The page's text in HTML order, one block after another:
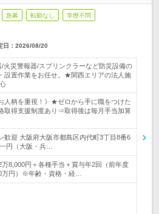
急募 転勤なし 学歴不問
日： 2026/08/20
/火災警報器/スプリンクラーなど防災設備の
設置作業をお任せ。★関西エリアの法人施
人柄を重視！》★ゼロから手に職をつけた
取得支援制度あり⇒取得後は毎月手当加算
迎 大阪府大阪市都島区内代町3丁目8番6
円（大阪・兵…
万8,000円＋各種手当＋賞与年2回（前年度
万円）※年齢・資格・経…